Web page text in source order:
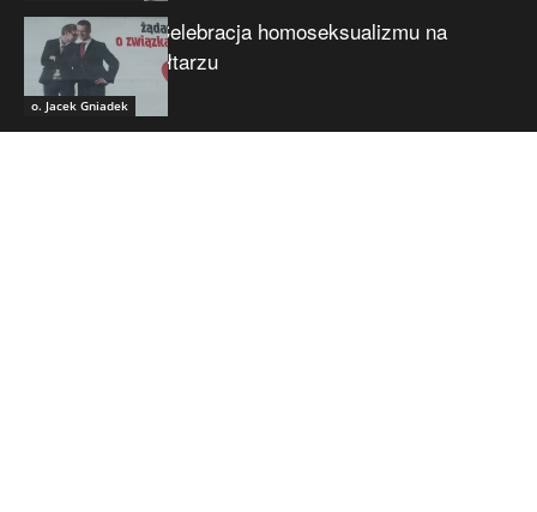
o. Jacek Gniadek
Celebracja homoseksualizmu na
ołtarzu